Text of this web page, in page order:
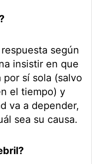
según
insistir en que
sí sola (salvo
el tiempo) y
va a depender,
sea su causa.